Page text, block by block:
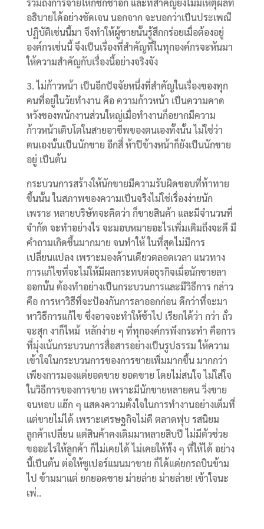
รวมถึงการจ่ายให้ก็ชักช้าอีก และที่สำคัญยังไม่มีเหตุผลที่
อธิบายได้อย่างชัดเจน นอกจาก จะบอกว่าเป็นประเพณี
ปฏิบัติเช่นนี้มา จึงทำให้ผู้ขายนั้นรู้สึกกร่อยเมื่อต้องอยู่
องค์กรเช่นนี้ จึงเป็นเรื่องที่สำคัญที่ในทุกองค์กรจะหันมา
ให้ความสำคัญกับเรื่องนี้อย่างจริงจัง
3. ไม่ก้าวหน้า เป็นอีกปัจจัยหนึ่งที่สำคัญในเรื่องของทุก
คนที่อยู่ในวัยทำงาน คือ ความก้าวหน้า เป็นความคาด
หวังของพนักงานส่วนใหญ่เมื่อทำงานก็อยากมีความ
ก้าวหน้าเติบโตในสายอาชีพของตนเองทั้งนั้น ไม่ใช่ว่า
ตนเองนั้นเป็นนักขาย อีกสี่ ห้าปีข้างหน้าก็ยังเป็นนักขาย
อยู่ เป็นต้น
กระบวนการสร้างให้นักขายมีความรับผิดชอบที่ท้าทาย
ขึ้นนั้น ในสภาพของความเป็นจริงไม่ใช่เรื่องง่ายนัก
เพราะ หลายบริษัทจะคิดว่า ก็ขายสินค้า และมีจำนวนที่
จำกัด จะทำอย่างไร จะมอบหมายอะไรเพิ่มเติมถึงจะดี มี
คำถามเกิดขึ้นมากมาย จนทำให้ ในที่สุดไม่มีการ
เปลี่ยนแปลง เพราะมองด้านเดียวตลอดเวลา แนวทาง
การแก้ไขที่จะไม่ให้มีผลกระทบต่อธุรกิจเมื่อนักขายลา
ออกนั้น ต้องทำอย่างเป็นกระบวนการและมีวิธีการ กล่าว
คือ การหาวิธีที่จะป้องกันการลาออกก่อน ดีกว่าที่จะมา
หาวิธีการแก้ไข ซึ่งอาจจะทำให้ช้าไป เรียกได้ว่า กว่า ถั่ว
จะสุก งาก็ไหม้ หลักง่าย ๆ ที่ทุกองค์กรพึงกระทำ คือการ
ที่มุ่งเน้นกระบวนการสื่อสารอย่างเป็นรูปธรรม ให้ความ
เข้าใจในกระบวนการของการขายเพิ่มมากขึ้น มากกว่า
เพียงการมองแต่ยอดขาย ยอดขาย โดยไม่สนใจ ไม่ใส่ใจ
ในวิธีการของการขาย เพราะมีนักขายหลายคน วิ่งขาย
จนหอบ แฮ๊ก ๆ แสดงความตั้งใจในการทำงานอย่างเต็มที่
แต่ขายไม่ได้ เพราะเศรษฐกิจไม่ดี ตลาดฟุบ รสนิยม
ลูกค้าเปลี่ยน แต่สินค้าคงเดิมมาหลายสิบปี ไม่มีตัวช่วย
ขออะไรให้ลูกค้า ก็ไม่เคยได้ ไม่เคยให้ทั้ง ๆ ที่ให้ได้ อย่าง
นี้เป็นต้น ต่อให้ซูเปอร์แมนมาขาย ก็ได้แต่ยกรถบินข้าม
ไป ข้ามมาแต่ ยกยอดขาย ม่ายล่าย ม่ายล่าย! เข้าใจนะ
เพ่..